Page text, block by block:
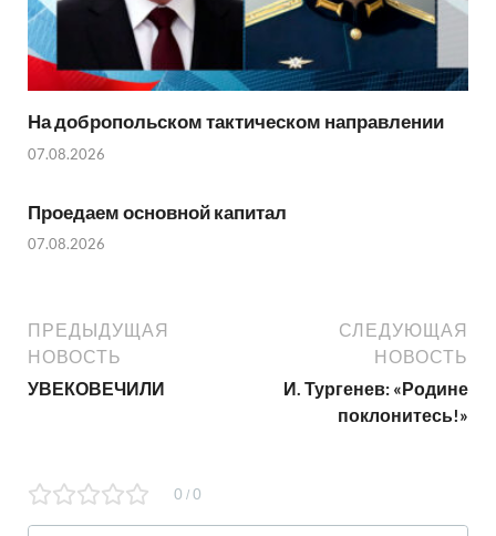
На добропольском тактическом направлении
07.08.2026
Проедаем основной капитал
07.08.2026
ПРЕДЫДУЩАЯ
НОВОСТЬ
УВЕКОВЕЧИЛИ
СЛЕДУЮЩАЯ
НОВОСТЬ
И. Тургенев: «Родине
поклонитесь!»
0 / 0